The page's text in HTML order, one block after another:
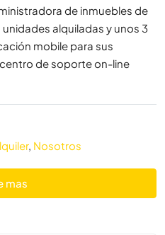
de inmuebles de
alquiladas y unos 3
mobile para sus
de soporte on-line
, Nosotros
mas